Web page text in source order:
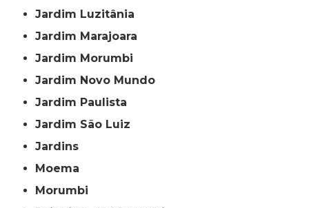
Jardim Luzitânia
Jardim Marajoara
Jardim Morumbi
Jardim Novo Mundo
Jardim Paulista
Jardim São Luiz
Jardins
Moema
Morumbi